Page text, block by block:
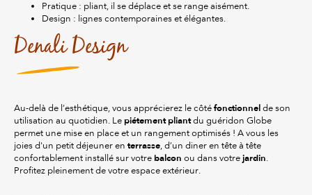
Pratique : pliant, il se déplace et se range aisément.
Design : lignes contemporaines et élégantes.
Denali Design
Au-delà de l’esthétique, vous apprécierez le côté fonctionnel de son
utilisation au quotidien. Le piétement pliantdu guéridon Globe
permet une mise en place et un rangement optimisés ! A vous les
joies d'un petit déjeuner en terrasse, d’un diner en tête à tête
confortablement installé sur votre balcon ou dans votre jardin.
Profitez pleinement de votre espace extérieur.